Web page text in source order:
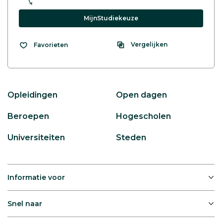
MijnStudiekeuze
Favorieten Vergelijken
Opleidingen Open dagen
Beroepen Hogescholen
Universiteiten Steden
Informatie voor
Snel naar